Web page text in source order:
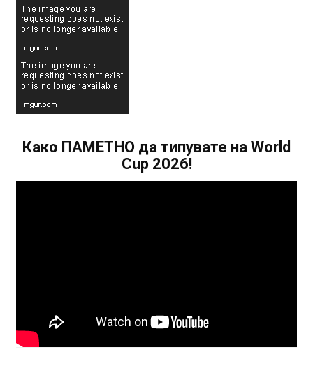
Како ПАМЕТНО да типувате на World
Cup 2026!